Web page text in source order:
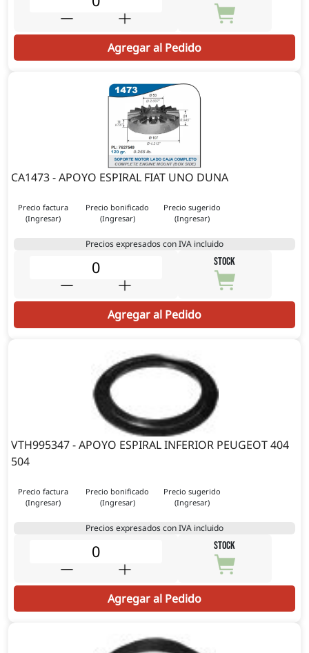
Agregar al Pedido
CA1473 - APOYO ESPIRAL FIAT UNO DUNA
Precio factura
(Ingresar)
Precio bonificado
(Ingresar)
Precio sugerido
(Ingresar)
Precios expresados con IVA incluido
STOCK
Agregar al Pedido
VTH995347 - APOYO ESPIRAL INFERIOR PEUGEOT 404
504
Precio factura
(Ingresar)
Precio bonificado
(Ingresar)
Precio sugerido
(Ingresar)
Precios expresados con IVA incluido
STOCK
Agregar al Pedido